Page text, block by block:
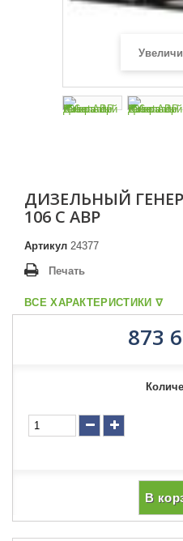
ДИЗЕЛЬНЫЙ
106 С АВР
Артикул 24377
Печать
ВСЕ ХАРАКТЕРИСТИКИ ᐁ
873
В